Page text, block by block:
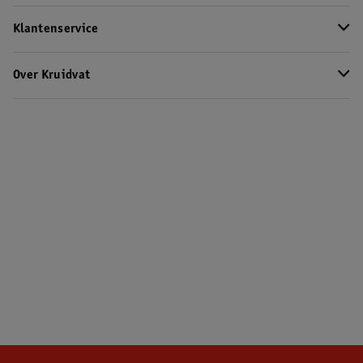
Klantenservice
Over Kruidvat